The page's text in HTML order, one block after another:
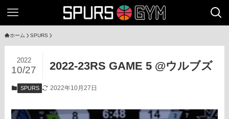
ホーム SPURS
2022-23RS GAME 5 @ウルブズ
2022
10/27
SPURS 2022年10月27日